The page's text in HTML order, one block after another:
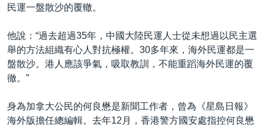
民運一盤散沙的覆轍。
他說：“過去超過35年，中國大陸民運人士從未想過以民主選
舉的方法組織有心人對抗極權。30多年來，海外民運都是一
盤散沙。港人應該爭氣，吸取教訓，不能重蹈海外民運的覆
徹。”
身為加拿大公民的何良懋是新聞工作者，曾為《星島日報》
海外版擔任總編輯。去年12月，香港警方國安處指控何良懋